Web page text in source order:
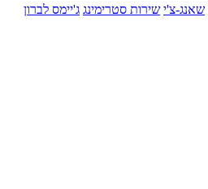
שאנג-צ'י שירות סטרימינג ג'יימס לברון